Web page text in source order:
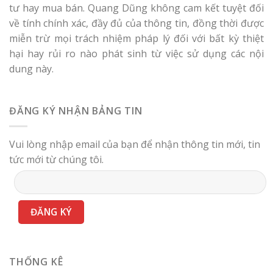
tư hay mua bán. Quang Dũng không cam kết tuyệt đối
về tính chính xác, đầy đủ của thông tin, đồng thời được
miễn trừ mọi trách nhiệm pháp lý đối với bất kỳ thiệt
hại hay rủi ro nào phát sinh từ việc sử dụng các nội
dung này.
ĐĂNG KÝ NHẬN BẢNG TIN
Vui lòng nhập email của bạn để nhận thông tin mới, tin
tức mới từ chúng tôi.
THỐNG KÊ